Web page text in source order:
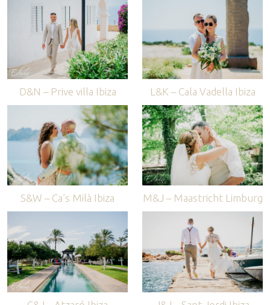
D&N – Prive villa Ibiza L&K – Cala Vadella Ibiza
S&W – Ca’s Milà Ibiza M&J – Maastricht Limburg